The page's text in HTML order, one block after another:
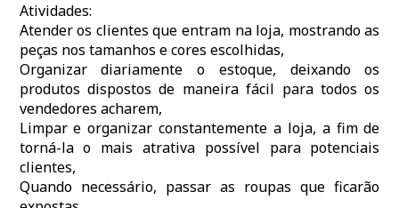
Atividades:
Atender os clientes que entram na loja, mostrando as
peças nos tamanhos e cores escolhidas,
Organizar diariamente o estoque, deixando os
produtos dispostos de maneira fácil para todos os
vendedores acharem,
Limpar e organizar constantemente a loja, a fim de
torná-la o mais atrativa possível para potenciais
clientes,
Quando necessário, passar as roupas que ficarão